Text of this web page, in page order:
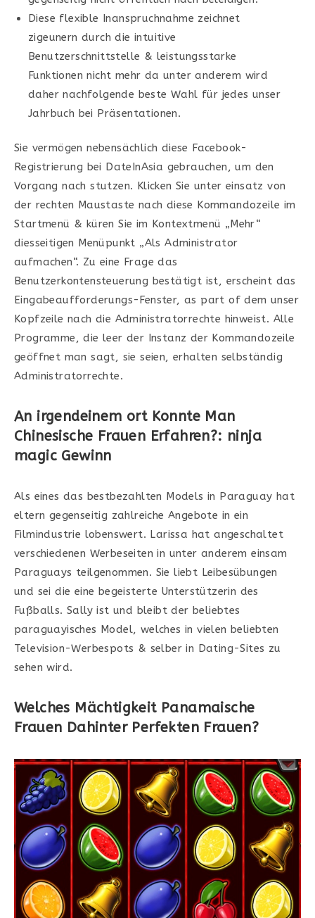
Diese flexible Inanspruchnahme zeichnet
zigeunern durch die intuitive
Benutzerschnittstelle & leistungsstarke
Funktionen nicht mehr da unter anderem wird
daher nachfolgende beste Wahl für jedes unser
Jahrbuch bei Präsentationen.
Sie vermögen nebensächlich diese Facebook-
Registrierung bei DateInAsia gebrauchen, um den
Vorgang nach stutzen. Klicken Sie unter einsatz von
der rechten Maustaste nach diese Kommandozeile im
Startmenü & küren Sie im Kontextmenü „Mehr“
diesseitigen Menüpunkt „Als Administrator
aufmachen“. Zu eine Frage das
Benutzerkontensteuerung bestätigt ist, erscheint das
Eingabeaufforderungs-Fenster, as part of dem unser
Kopfzeile nach die Administratorrechte hinweist. Alle
Programme, die leer der Instanz der Kommandozeile
geöffnet man sagt, sie seien, erhalten selbständig
Administratorrechte.
An irgendeinem ort Konnte Man
Chinesische Frauen Erfahren?: ninja
magic Gewinn
Als eines das bestbezahlten Models in Paraguay hat
eltern gegenseitig zahlreiche Angebote in ein
Filmindustrie lobenswert. Larissa hat angeschaltet
verschiedenen Werbeseiten in unter anderem einsam
Paraguays teilgenommen. Sie liebt Leibesübungen
und sei die eine begeisterte Unterstützerin des
Fußballs. Sally ist und bleibt der beliebtes
paraguayisches Model, welches in vielen beliebten
Television-Werbespots & selber in Dating-Sites zu
sehen wird.
Welches Mächtigkeit Panamaische
Frauen Dahinter Perfekten Frauen?